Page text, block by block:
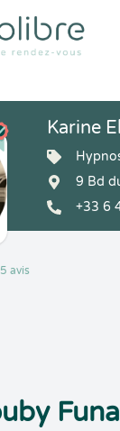
avis
Karine
9 Bd
+33 6